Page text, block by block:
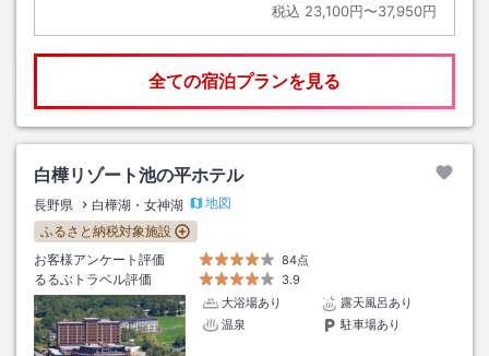
税込 23,100円〜37,950円
全ての宿泊プランを見る
白樺リゾート池の平ホテル
長野県 白樺湖・女神湖
地図
ふるさと納税対象施設
お客様アンケート評価
84点
るるぶトラベル評価
3.9
大浴場あり
露天風呂あり
温泉
駐車場あり